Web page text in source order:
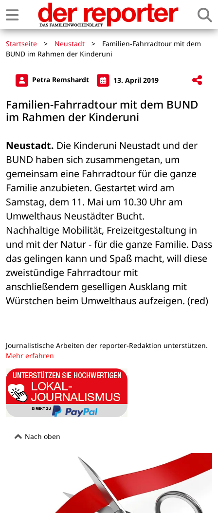
Startseite > Neustadt >
Familien-Fahrradtour mit dem
BUND im Rahmen der Kinderuni
Petra Remshardt 13. April 2019
Familien-Fahrradtour mit dem BUND
im Rahmen der Kinderuni
Neustadt. Die Kinderuni Neustadt und der
BUND haben sich zusammengetan, um
gemeinsam eine Fahrradtour für die ganze
Familie anzubieten. Gestartet wird am
Samstag, dem 11. Mai um 10.30 Uhr am
Umwelthaus Neustädter Bucht.
Nachhaltige Mobilität, Freizeitgestaltung in
und mit der Natur - für die ganze Familie. Dass
das gelingen kann und Spaß macht, will diese
zweistündige Fahrradtour mit
anschließendem geselligen Ausklang mit
Würstchen beim Umwelthaus aufzeigen. (red)
Journalistische Arbeiten der reporter-Redaktion unterstützen.
Mehr erfahren
Nach oben